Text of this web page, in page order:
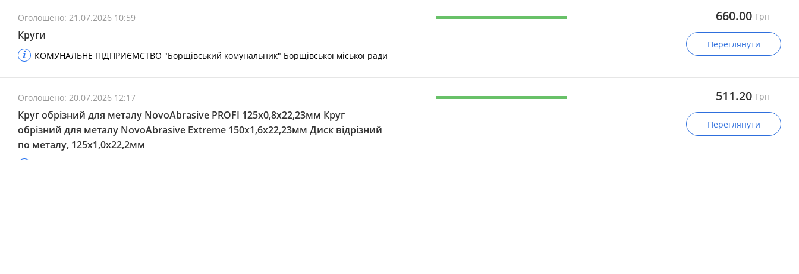
Оголошено: 21.07.2026 10:59
Круги
КОМУНАЛЬНЕ ПІДПРИЄМСТВО "Борщівський комунальник" Борщівської міської ради
660.00 Грн
Переглянути
Оголошено: 20.07.2026 12:17
Круг обрізний для металу NovoAbrasive PROFI 125х0,8х22,23мм Круг
обрізний для металу NovoAbrasive Extreme 150х1,6х22,23мм Диск відрізний
по металу, 125х1,0х22,2мм
511.20 Грн
Переглянути